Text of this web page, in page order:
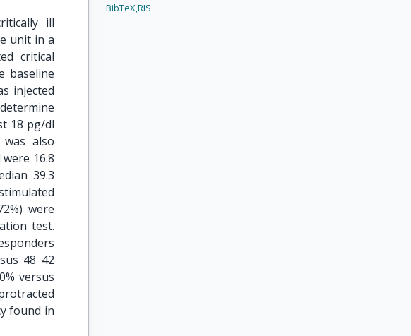
ill
unit in a
critical
baseline
injected
18 pg/dl
also
16.8
39.3
were
test.
48 42
versus
found in
BibTeX,RIS